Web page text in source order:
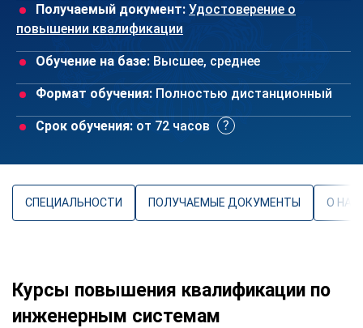
Получаемый документ: Удостоверение о
повышении квалификации
Обучение на базе: Высшее, среднее
Формат обучения: Полностью дистанционный
Срок обучения: от 72 часов
СПЕЦИАЛЬНОСТИ ПОЛУЧАЕМЫЕ ДОКУМЕНТЫ О
Курсы повышения квалификации по
инженерным системам